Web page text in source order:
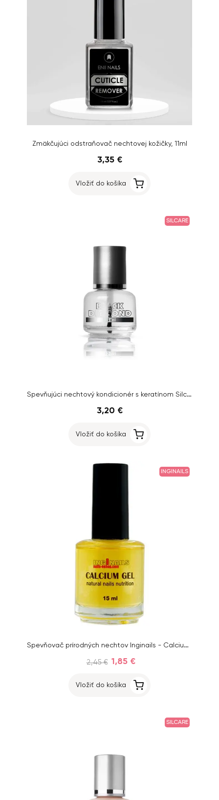
Zmäkčujúci odstraňovač nechtovej kožičky, 11ml
3,35 €
Vložiť do košíka
SILCARE
Spevňujúci nechtový kondicionér s keratínom Silcare - BLACK DIAMOND, 15ml
3,20 €
Vložiť do košíka
INGINAILS
Spevňovač prírodných nechtov Inginails - Calcium Gel 15ml
2,45 € 1,85 €
Vložiť do košíka
SILCARE